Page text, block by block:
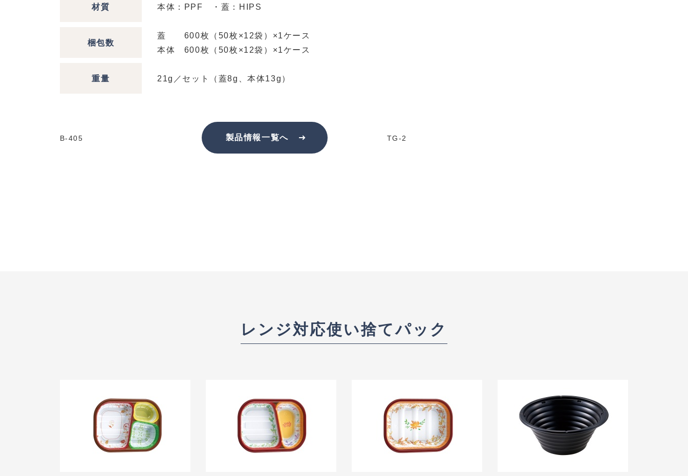
材質 本体：PPF ・蓋：HIPS
梱包数
蓋 600枚（50枚×12袋）×1ケース
本体 600枚（50枚×12袋）×1ケース
重量 21g／セット（蓋8g、本体13g）
B-405 製品情報一覧へ TG-2
レンジ対応使い捨てパック